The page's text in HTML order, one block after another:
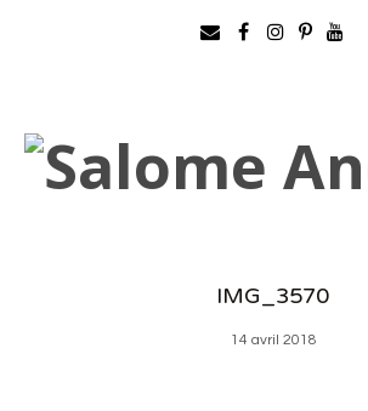
IMG_3570
14 avril 2018